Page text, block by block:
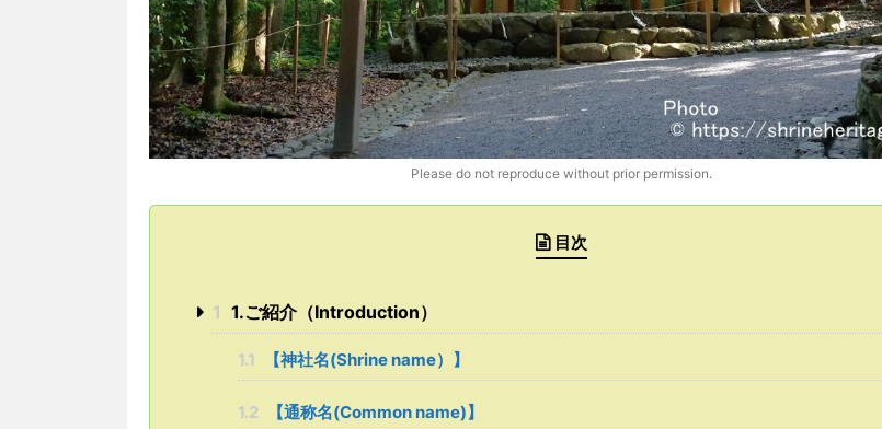
Please do not reproduce without prior permission.
目次
1 1.ご紹介（Introduction）
1.1 【神社名(Shrine name）】
1.2 【通称名(Common name)】